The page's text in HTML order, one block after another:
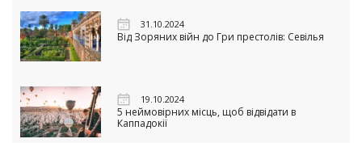
31.10.2024
Від Зоряних війн до Гри престолів: Севілья
19.10.2024
5 неймовірних місць, щоб відвідати в
Каппадокії